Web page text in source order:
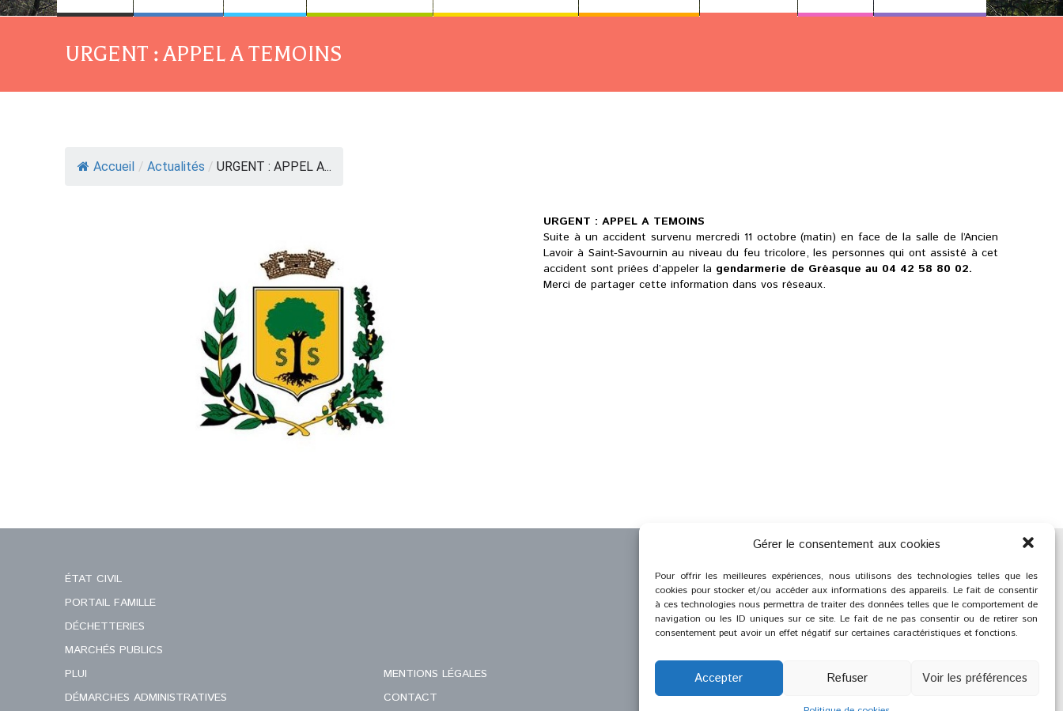
Gérer le consentement aux cookies
Pour offrir les meilleures expériences, nous utilisons des technologies telles que les
cookies pour stocker et/ou accéder aux informations des appareils. Le fait de consentir
à ces technologies nous permettra de traiter des données telles que le comportement de
navigation ou les ID uniques sur ce site. Le fait de ne pas consentir ou de retirer son
consentement peut avoir un effet négatif sur certaines caractéristiques et fonctions.
Accepter Refuser Voir les préférences
URGENT : APPEL A TEMOINS
Accueil / Actualités / URGENT : APPEL A...
URGENT : APPEL A TEMOINS
Suite à un accident survenu mercredi 11 octobre (matin) en face de la salle de l’Ancien
Lavoir à Saint-Savournin au niveau du feu tricolore, les personnes qui ont assisté à cet
accident sont priées d’appeler la gendarmerie de Gréasque au 04 42 58 80 02.
Merci de partager cette information dans vos réseaux.
ÉTAT CIVIL
PORTAIL FAMILLE
DÉCHETTERIES
MARCHÉS PUBLICS
PLUI
DÉMARCHES ADMINISTRATIVES
MENTIONS LÉGALES
CONTACT
2023®Saint-Savournin
Création et réalisation :